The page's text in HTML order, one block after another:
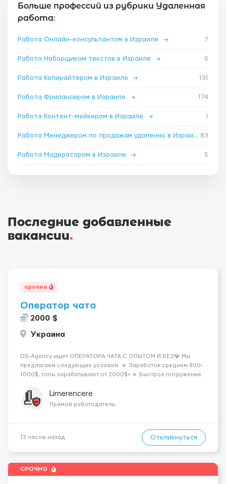
Больше профессий из рубрики Удаленная
работа:
Работа Онлайн-консультантом в Израиле → 7
Работа Наборщиком текстов в Израиле → 6
Работа Копирайтером в Израиле → 131
Работа Фрилансером в Израиле → 174
Работа Контент-мейкером в Израиле → 1
Работа Менеджером по продажам удаленно в Израиле →
83
Работа Модератором в Израиле → 5
Последние добавленные
вакансии.
срочно
Оператор чата
2000 $
Украина
DS-Agency ищет ОПЕРАТОРА ЧАТА С ОПЫТОМ И БЕЗ💎 Мы
предлагаем следующие условия: 🔹 Заработок среднем 800-
1000$, топы зарабатывают от 2000$+ 🔹 Быстрое погружение
графики на выбор - выберите смены удобные для вашего
расписания 🔹 Возможность карье...
Limerencere
Прямой работодатель
13 часов назад Откликнуться
СРОЧНО